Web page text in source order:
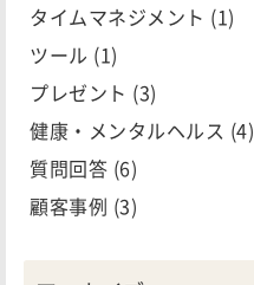
タイムマネジメント (1)
ツール (1)
プレゼント (3)
健康・メンタルヘルス (4)
質問回答 (6)
顧客事例 (3)